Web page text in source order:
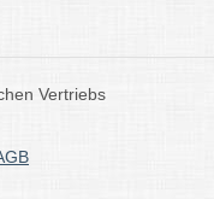
Vertriebs